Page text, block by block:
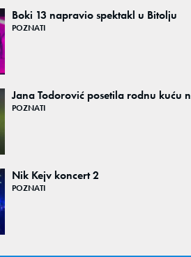
Boki 13 napravio spektakl u Bitolju
POZNATI
Jana Todorović posetila rodnu kuću
POZNATI
Nik Kejv koncert 2
POZNATI